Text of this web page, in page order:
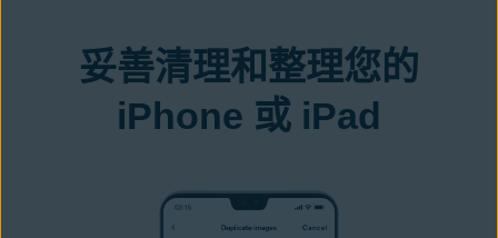
妥善清理和整理您的
iPhone 或 iPad